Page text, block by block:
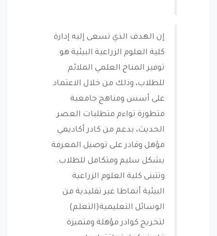
إن الهدف الذي تسعى إليه إدارة
كلية العلوم الزراعية البيئية هو
توفير المناخ العلمي الملائم
للطلاب، وذلك من خلال الاعتماد
على أسس ومناهج جامعية
متطورة تواءم متطلبات العصر
الحديث، بدعم من كادر أكاديمي
مؤهل وقادر على توصيل المعرفة
بشكل سليم ومتكامل للطلاب.
وتتبنى كلية العلوم الزراعية
البيئية أنماطا غير تقليدية من
الوسائل التعليمية(التعلم)
لتخريج كوادر مؤهلة ومتميزة